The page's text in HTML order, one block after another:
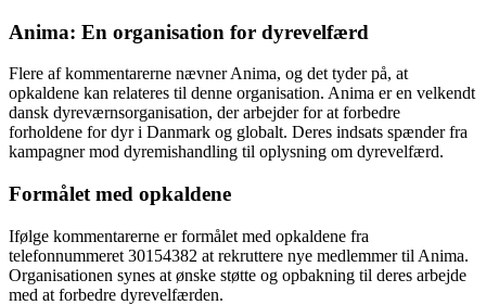
Anima: En organisation for dyrevelfærd
Flere af kommentarerne nævner Anima, og det tyder på, at
opkaldene kan relateres til denne organisation. Anima er en velkendt
dansk dyreværnsorganisation, der arbejder for at forbedre
forholdene for dyr i Danmark og globalt. Deres indsats spænder fra
kampagner mod dyremishandling til oplysning om dyrevelfærd.
Formålet med opkaldene
Ifølge kommentarerne er formålet med opkaldene fra
telefonnummeret 30154382 at rekruttere nye medlemmer til Anima.
Organisationen synes at ønske støtte og opbakning til deres arbejde
med at forbedre dyrevelfærden.